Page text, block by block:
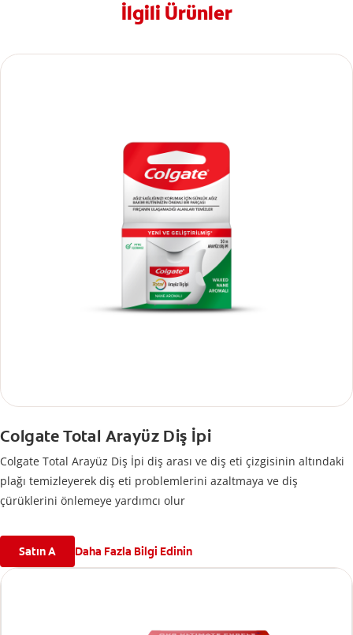
İlgili Ürünler
Colgate Total Arayüz Diş İpi
Colgate Total Arayüz Diş İpi diş arası ve diş eti çizgisinin altındaki
plağı temizleyerek diş eti problemlerini azaltmaya ve diş
çürüklerini önlemeye yardımcı olur
Satın A Daha Fazla Bilgi Edinin